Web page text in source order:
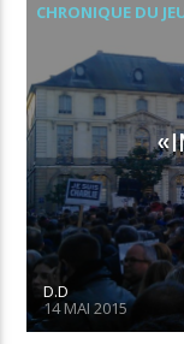
CHRONIQUE DU
D.D
14 MAI 2015